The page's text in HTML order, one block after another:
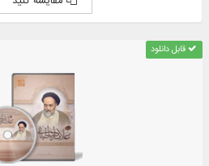
قابل دانلود